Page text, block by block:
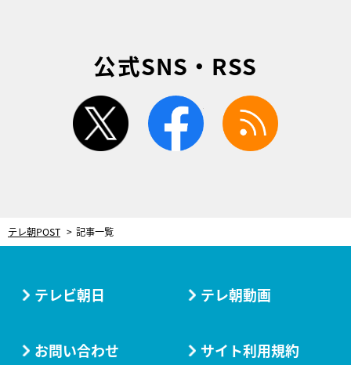
公式SNS・RSS
twitter facebook
テレ朝POST 記事一覧
テレビ朝日 テレ朝動画
お問い合わせ サイト利用規約